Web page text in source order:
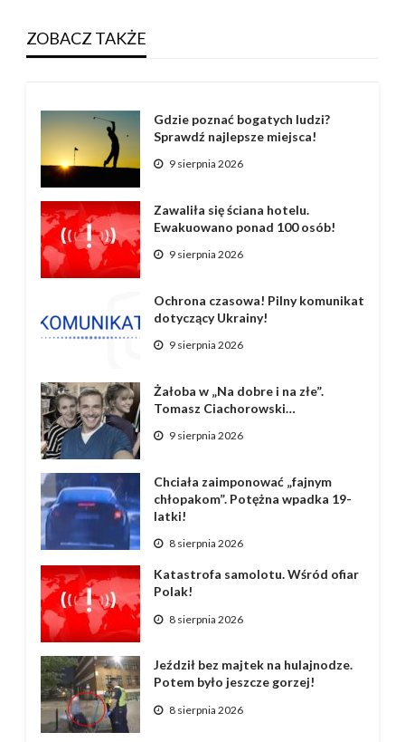
ZOBACZ TAKŻE
Gdzie poznać bogatych ludzi?
Sprawdź najlepsze miejsca!
9 sierpnia 2026
Zawaliła się ściana hotelu.
Ewakuowano ponad 100 osób!
9 sierpnia 2026
Ochrona czasowa! Pilny komunikat
dotyczący Ukrainy!
9 sierpnia 2026
Żałoba w „Na dobre i na złe”.
Tomasz Ciachorowski…
9 sierpnia 2026
Chciała zaimponować „fajnym
chłopakom”. Potężna wpadka 19-
latki!
8 sierpnia 2026
Katastrofa samolotu. Wśród ofiar
Polak!
8 sierpnia 2026
Jeździł bez majtek na hulajnodze.
Potem było jeszcze gorzej!
8 sierpnia 2026